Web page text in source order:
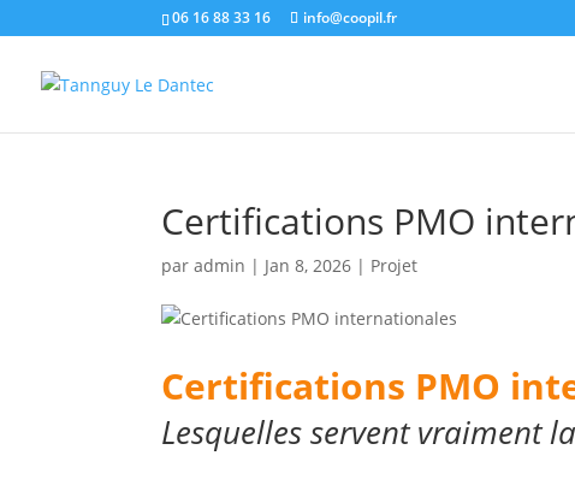
06 16 88 33 16 info@coopil.fr
Certifications PMO
paradmin | Jan 8, 2026 | Projet
Certifications PMO
Lesquelles servent vraiment